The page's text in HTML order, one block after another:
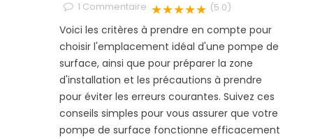
1 Commentaire ★★★★★ (5.0)
Voici les critères à prendre en compte pour
choisir l'emplacement idéal d'une pompe de
surface, ainsi que pour préparer la zone
d'installation et les précautions à prendre
pour éviter les erreurs courantes. Suivez ces
conseils simples pour vous assurer que votre
pompe de surface fonctionne efficacement